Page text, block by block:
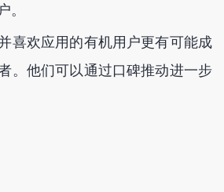
喜欢应用的有机用户更有可能成
。他们可以通过口碑推动进一步